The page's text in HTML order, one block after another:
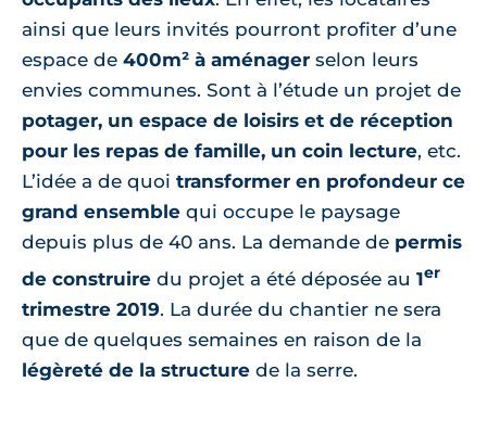
ainsi que leurs invités pourront profiter d’une
espace de 400m² à aménager selon leurs
envies communes. Sont à l’étude un projet de
potager, un espace de loisirs et de réception
pour les repas de famille, un coin lecture, etc.
L’idée a de quoi transformer en profondeur ce
grand ensemble qui occupe le paysage
depuis plus de 40 ans. La demande de permis
de construire du projet a été déposée au 1er
trimestre 2019. La durée du chantier ne sera
que de quelques semaines en raison de la
légèreté de la structure de la serre.